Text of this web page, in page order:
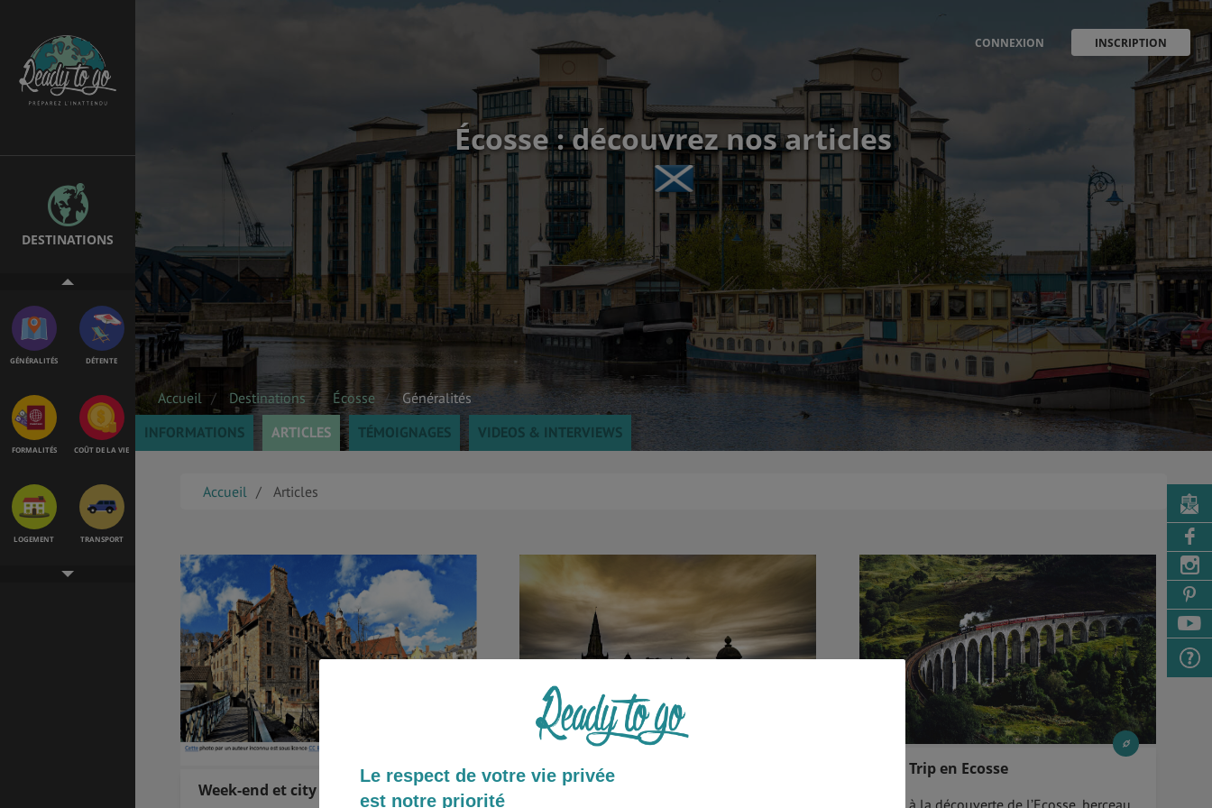
DESTINATIONS
EMPLOIS &
STAGES
BONS PLANS
GÉNÉRALITÉS DÉTENTE
FORMALITÉS COÛT DE LA VIE
LOGEMENT TRANSPORT
CONNEXION INSCRIPTION
Écosse : découvrez nos articles
Accueil Destinations Écosse
Généralités
INFORMATIONS
ARTICLES TÉMOIGNAGES VIDEOS & INTERVIEWS
Accueil Articles
Week-end et city trip à Édimbourg
City Trip : Week-end à Glasgow City Trip en Ecosse
Le respect de votre vie privée
est notre priorité